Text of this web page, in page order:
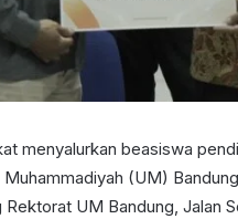
menyalurkan beasiswa
(UM)
UM Bandung, Jalan